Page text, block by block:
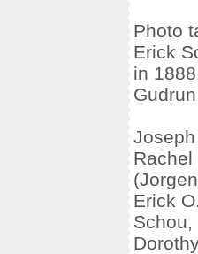
Photo
Erick
in
Erick
Schou,